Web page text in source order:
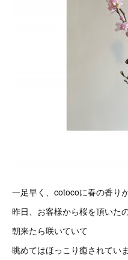
一足早く、cotocoに春の香り
昨日、お客様から桜を頂いたの
朝来たら咲いていて
眺めてはほっこり癒されていま